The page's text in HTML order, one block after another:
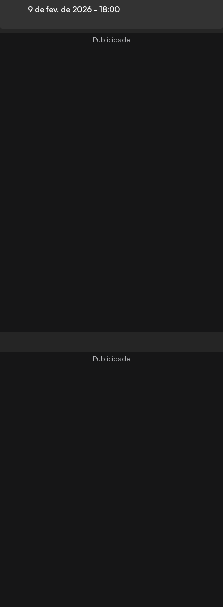
9 de fev. de 2026 - 18:00